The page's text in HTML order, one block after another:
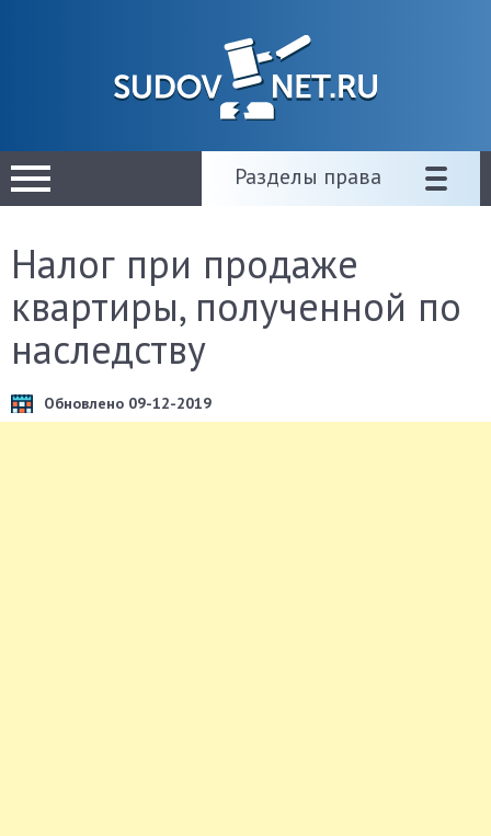
Разделы права
Налог при продаже
квартиры, полученной по
наследству
Обновлено 09-12-2019